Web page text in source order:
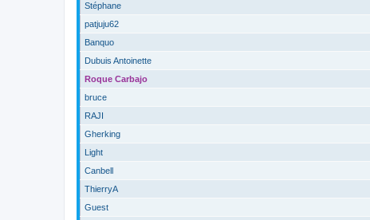
Stéphane
patjuju62
Banquo
Dubuis Antoinette
Roque Carbajo
bruce
RAJI
Gherking
Light
Canbell
ThierryA
Guest